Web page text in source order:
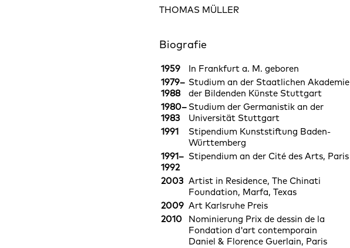
THOMAS MÜLLER
Biografie
1959
In Frankfurt a. M. geboren
1979–
1988
Studium an der Staatlichen Akademie
der Bildenden Künste Stuttgart
1980–
1983
Studium der Germanistik an der
Universität Stuttgart
1991
Stipendium Kunststiftung Baden-
Württemberg
1991–
1992
Stipendium an der Cité des Arts, Paris
2003 Artist in Residence, The Chinati
Foundation, Marfa, Texas
2009 Art Karlsruhe Preis
2010
Nominierung Prix de dessin de la
Fondation d'art contemporain
Daniel & Florence Guerlain, Paris